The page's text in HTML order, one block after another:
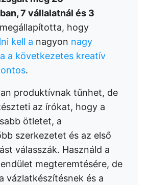
7 vállalatnál és 3
hogy
kell a nagyon nagy
a következetes kreatív
.
produktívnak tűnhet, de
az írókat, hogy a
ötletet, a
szerkezetet és az első
válasszák. Használd a
megteremtésére, de
vázlatkészítésnek és a